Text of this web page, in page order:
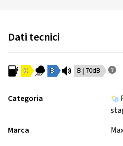
Dati tecnici
C B B | 70dB
Categoria
Marca